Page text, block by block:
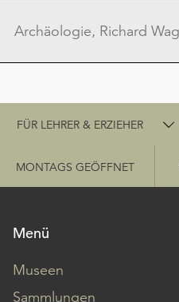
Schnellzugriff
FÜR LEHRER & ERZIEHER
MONTAGS GEÖFFNET
Menü
Museen
Sammlungen